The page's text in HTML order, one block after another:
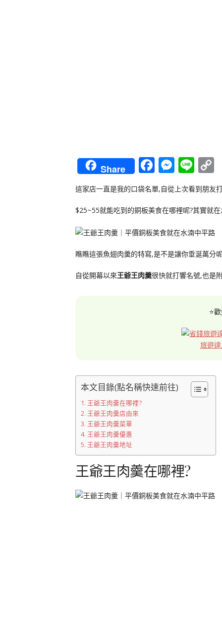
Share Facebook
Line
這家店一直是我的口袋名單,自從上次看到朋友
$25~55就能吃到的銅板美食在哪裡呢?其實就
瞧瞧這張魚翅肉羹的特寫,是不是讓你垂涎萬分
自從開幕以來王爺王肉羹很快就打響名號,也是
⭐
旅遊
本文目錄(點名稱快速前往)
王爺王肉羹在哪裡?
王爺王肉羹店由來
王爺王肉羹菜單
王爺王肉羹優惠
王爺王肉羹地址
王爺王肉羹在哪裡?